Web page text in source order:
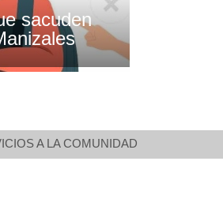
sacuden
A LA COMUNIDAD